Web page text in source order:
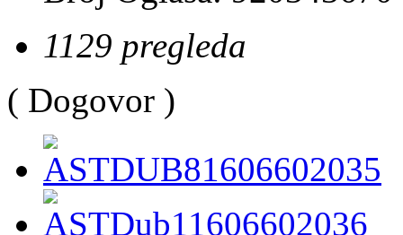
1129 pregleda
( Dogovor )